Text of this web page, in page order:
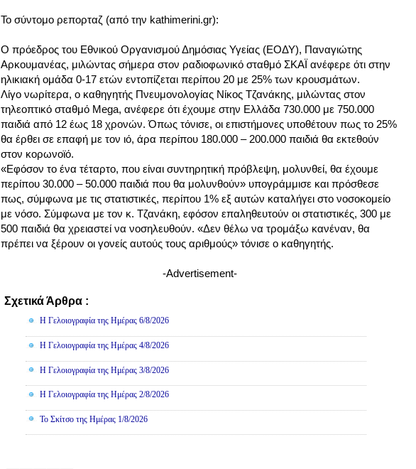
Το σύντομο ρεπορταζ (από την kathimerini.gr):
Ο πρόεδρος του Εθνικού Οργανισμού Δημόσιας Υγείας (ΕΟΔΥ), Παναγιώτης
Αρκουμανέας, μιλώντας σήμερα στον ραδιοφωνικό σταθμό ΣΚΑΪ ανέφερε ότι στην
ηλικιακή ομάδα 0-17 ετών εντοπίζεται περίπου 20 με 25% των κρουσμάτων.
Λίγο νωρίτερα, ο καθηγητής Πνευμονολογίας Νίκος Τζανάκης, μιλώντας στον
τηλεοπτικό σταθμό Mega, ανέφερε ότι έχουμε στην Ελλάδα 730.000 με 750.000
παιδιά από 12 έως 18 χρονών. Όπως τόνισε, οι επιστήμονες υποθέτουν πως το 25%
θα έρθει σε επαφή με τον ιό, άρα περίπου 180.000 – 200.000 παιδιά θα εκτεθούν
στον κορωνοϊό.
«Εφόσον το ένα τέταρτο, που είναι συντηρητική πρόβλεψη, μολυνθεί, θα έχουμε
περίπου 30.000 – 50.000 παιδιά που θα μολυνθούν» υπογράμμισε και πρόσθεσε
πως, σύμφωνα με τις στατιστικές, περίπου 1% εξ αυτών καταλήγει στο νοσοκομείο
με νόσο. Σύμφωνα με τον κ. Τζανάκη, εφόσον επαληθευτούν οι στατιστικές, 300 με
500 παιδιά θα χρειαστεί να νοσηλευθούν. «Δεν θέλω να τρομάξω κανέναν, θα
πρέπει να ξέρουν οι γονείς αυτούς τους αριθμούς» τόνισε ο καθηγητής.
-Advertisement-
Σχετικά Άρθρα :
Η Γελοιογραφία της Ημέρας 6/8/2026
Η Γελοιογραφία της Ημέρας 4/8/2026
Η Γελοιογραφία της Ημέρας 3/8/2026
Η Γελοιογραφία της Ημέρας 2/8/2026
Το Σκίτσο της Ημέρας 1/8/2026